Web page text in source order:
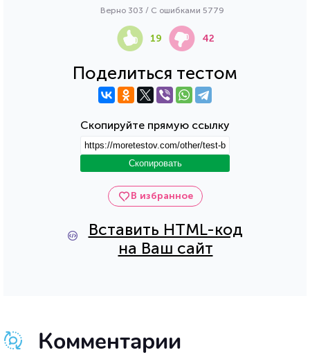
В избранное
Вставить HTML-код
на Ваш сайт
Поделиться тестом
Скопируйте прямую ссылку
Скопировать
Верно 303 / С ошибками 5779
19 42
Комментарии